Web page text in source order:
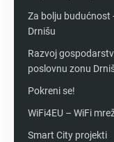
Za bolju budućnost
Drnišu
Razvoj
poslovnu zonu
Pokreni se!
WiFi4EU – WiFi
Smart City projekti